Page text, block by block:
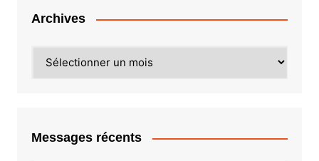
Archives
Messages récents